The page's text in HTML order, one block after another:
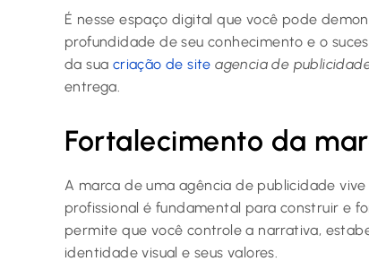
É nesse espaço digital que você pode
profundidade de seu conhecimento e o
da sua criação de site agencia de
entrega.
Fortalecimento da
A marca de uma agência de publicidade
profissional é fundamental para construir e
permite que você controle a narrativa,
identidade visual e seus valores.